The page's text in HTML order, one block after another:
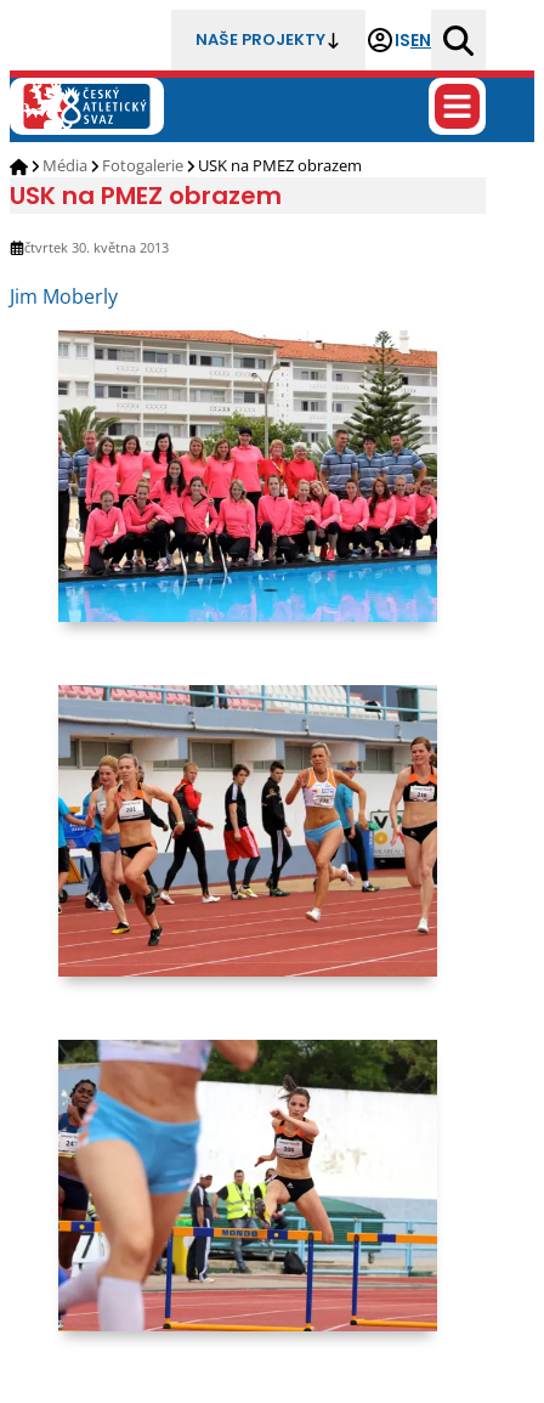
NAŠE PROJEKTY ISEN
Média Fotogalerie USK na PMEZ obrazem
USK na PMEZ obrazem
čtvrtek 30. května 2013
Jim Moberly